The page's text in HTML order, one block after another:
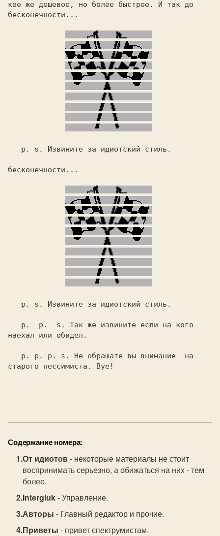
кое же дешевое, но более быстрое. И так до
бесконечности...
   р. s.
бесконечности...
   р. s.
   р.  р.  s.
Так же извините если на кого
   р. р. р. s.
Не обрашате вы внимание  на
Содержание номера:
От идиотов- некоторые материалы не стоит
воспринимать серьезно, а обижаться на ниx - тем
более.
Intergluk- Управление.
Авторы - Главный редактор и прочие.
Приветы - привет спектрумистам.